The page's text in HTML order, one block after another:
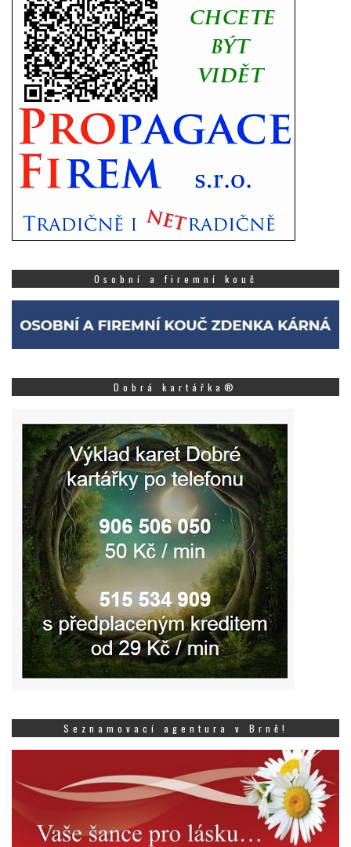
Osobní a firemní kouč
Dobrá kartářka®
Seznamovací agentura v Brně!